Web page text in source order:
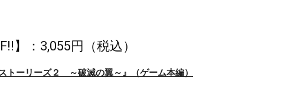
】：3,055円（税込）
トーリーズ２ ～破滅の翼～』（ゲーム本編）